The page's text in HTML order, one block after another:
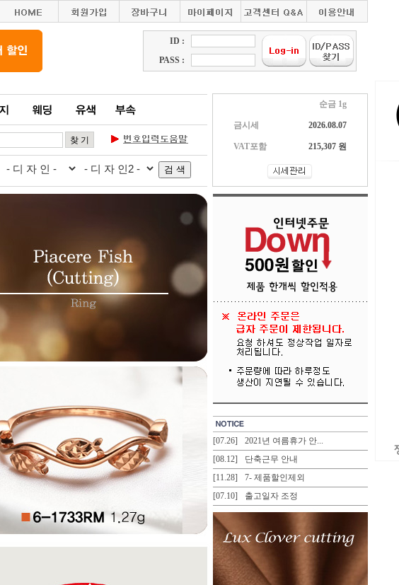
ID :
PASS :
순금 1g
금시세 2026.08.07
VAT포함 215,307 원
[07.26]
2021년 여름휴가 안...
[08.12]
단축근무 안내
[11.28]
7- 제품할인제외
[07.10]
출고일자 조정